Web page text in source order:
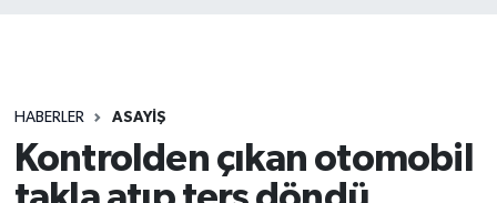
HABERLER ASAYİŞ
Kontrolden çıkan otomobil
SPOR
Son Dakika Haberleri